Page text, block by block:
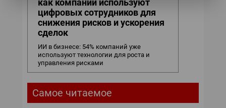
как компании используют
цифровых сотрудников для
снижения рисков и ускорения
сделок
ИИ в бизнесе: 54% компаний уже
используют технологии для роста и
управления рисками
Самое читаемое